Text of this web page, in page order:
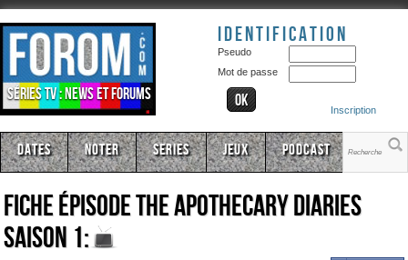
Séries TV : news et forums
Identification
Pseudo
Mot de passe
Inscription
Dates Noter Series Jeux Podcast
Fiche épisodeThe Apothecary Diaries
Saison 1: